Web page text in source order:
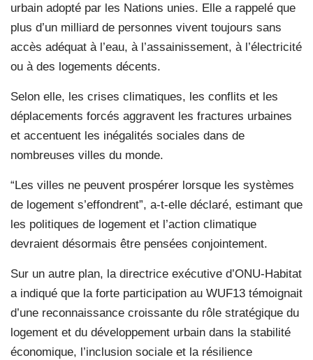
urbain adopté par les Nations unies. Elle a rappelé que
plus d’un milliard de personnes vivent toujours sans
accès adéquat à l’eau, à l’assainissement, à l’électricité
ou à des logements décents.
Selon elle, les crises climatiques, les conflits et les
déplacements forcés aggravent les fractures urbaines
et accentuent les inégalités sociales dans de
nombreuses villes du monde.
“Les villes ne peuvent prospérer lorsque les systèmes
de logement s’effondrent”, a-t-elle déclaré, estimant que
les politiques de logement et l’action climatique
devraient désormais être pensées conjointement.
Sur un autre plan, la directrice exécutive d’ONU-Habitat
a indiqué que la forte participation au WUF13 témoignait
d’une reconnaissance croissante du rôle stratégique du
logement et du développement urbain dans la stabilité
économique, l’inclusion sociale et la résilience